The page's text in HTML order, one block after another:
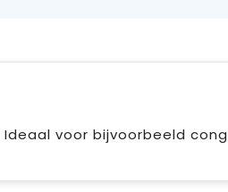
voor bijvoorbeeld